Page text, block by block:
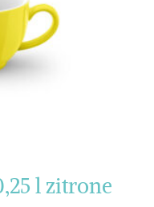
l zitrone